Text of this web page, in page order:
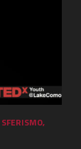
SFERISMO,